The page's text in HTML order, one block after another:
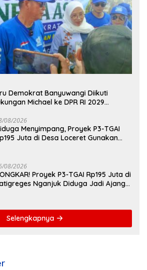
Demokrat Banyuwangi Diikuti
Michael ke DPR RI 2029
08/2026
Menyimpang, Proyek P3-TGAI
Juta di Desa Loceret Gunakan
08/2026
Proyek P3-TGAI Rp195 Juta di
Nganjuk Diduga Jadi Ajang
Selengkapnya